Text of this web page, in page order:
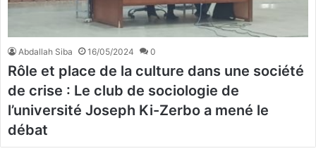
Abdallah Siba 16/05/2024 0
Rôle et place de la culture dans une société
de crise : Le club de sociologie de
l’université Joseph Ki-Zerbo a mené le
débat